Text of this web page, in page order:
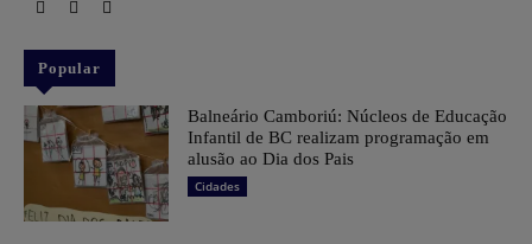
Popular
Balneário Camboriú: Núcleos de Educação
Infantil de BC realizam programação em
alusão ao Dia dos Pais
Cidades